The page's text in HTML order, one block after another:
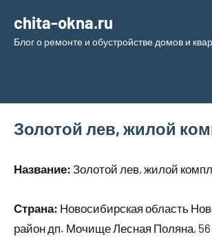
содержимому
chita-okna.ru
Блог о ремонте и обустройстве домов и
Золотой лев, жилой
Название: Золотой лев, жилой
Страна: Новосибирская область
район дп. Мочище Лесная Поляна, 56